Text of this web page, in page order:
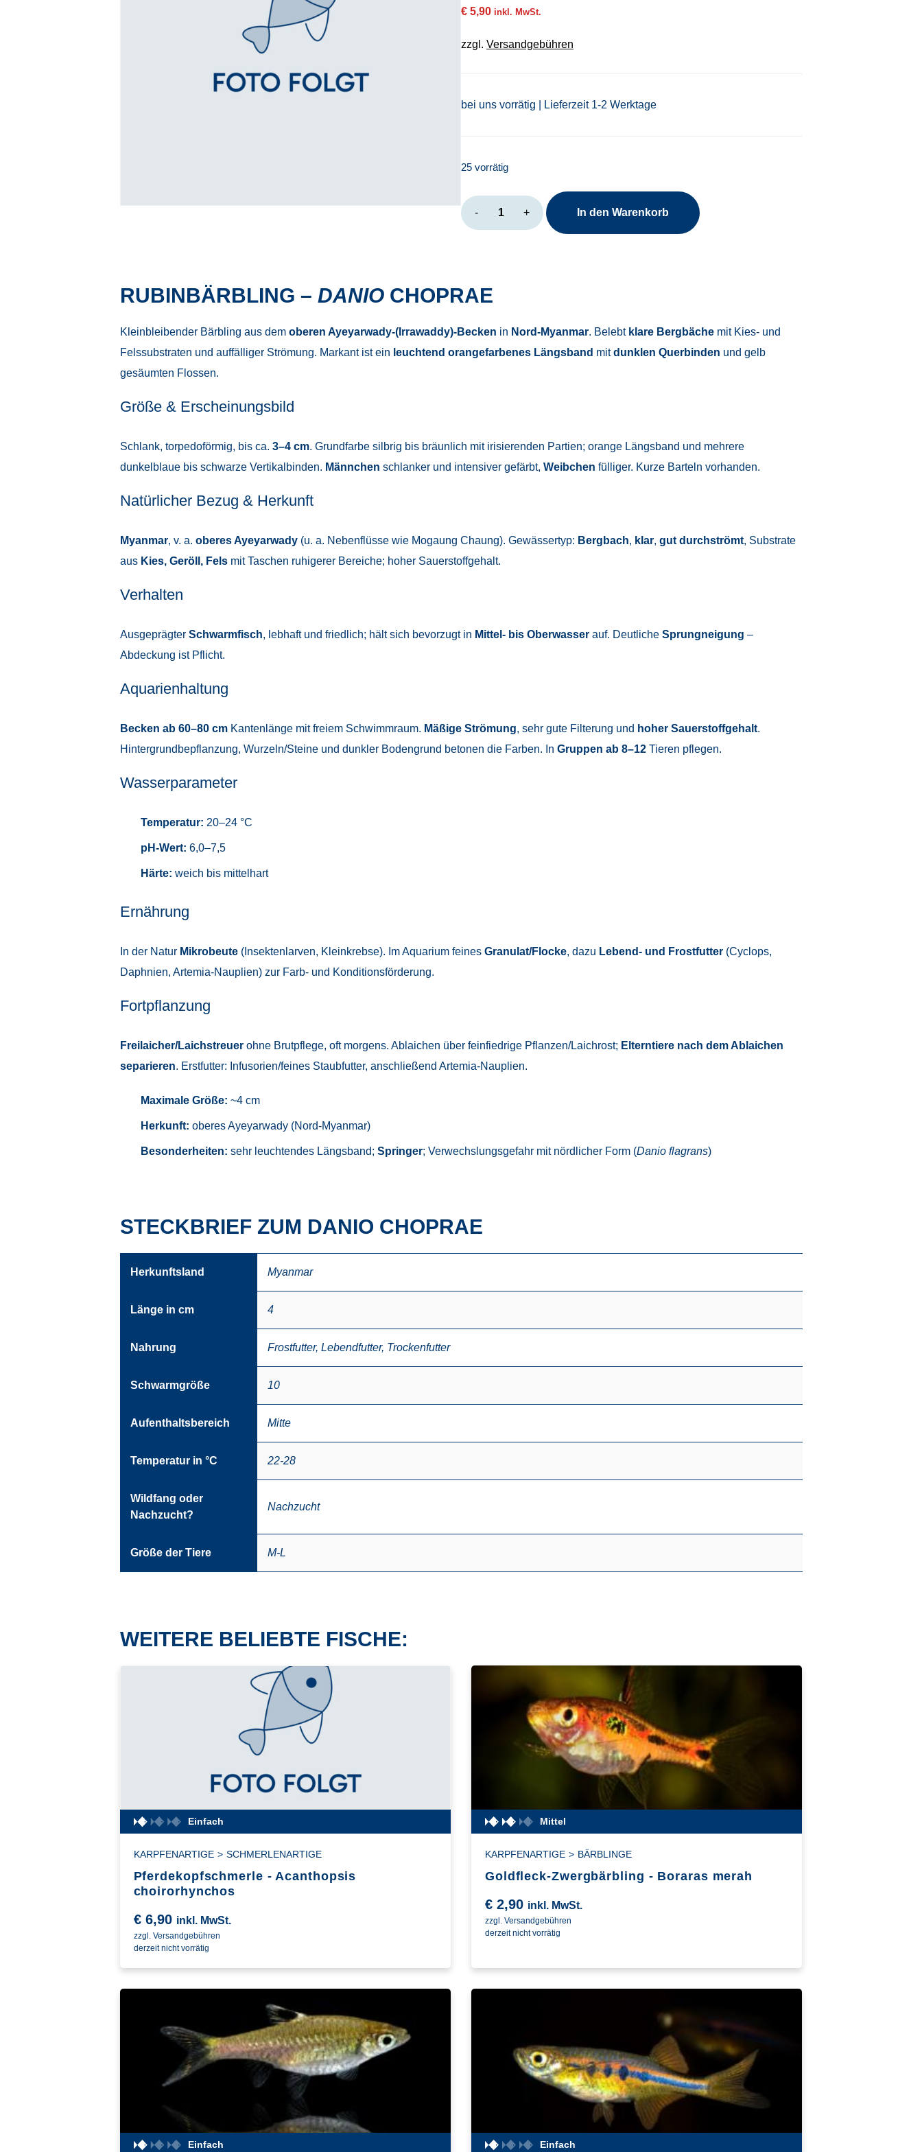
€ 5,90 inkl. MwSt.
zzgl. Versandgebühren
bei uns vorrätig | Lieferzeit 1-2 Werktage
25 vorrätig
-
choprae
+ In den Warenkorb
RUBINBÄRBLING – DANIOCHOPRAE
Kleinbleibender Bärbling aus dem oberen Ayeyarwady-(Irrawaddy)-Becken in Nord-Myanmar. Belebt klare Bergbächemit Kies- und
Felssubstraten und auffälliger Strömung. Markant ist ein leuchtend orangefarbenes Längsband mitdunklen Querbinden und gelb
gesäumten Flossen.
Größe & Erscheinungsbild
Schlank, torpedoförmig, bis ca. 3–4 cm. Grundfarbe silbrig bis bräunlich mit irisierenden Partien; orange Längsband und mehrere
dunkelblaue bis schwarze Vertikalbinden. Männchen schlanker und intensiver gefärbt, Weibchen fülliger. Kurze Barteln vorhanden.
Natürlicher Bezug & Herkunft
Myanmar, v. a. oberes Ayeyarwady(u. a. Nebenflüsse wie Mogaung Chaung). Gewässertyp: Bergbach, klar, gut durchströmt, Substrate
aus Kies, Geröll, Felsmit Taschen ruhigerer Bereiche; hoher Sauerstoffgehalt.
Verhalten
Ausgeprägter Schwarmfisch, lebhaft und friedlich; hält sich bevorzugt in Mittel- bis Oberwasserauf. Deutliche Sprungneigung –
Abdeckung ist Pflicht.
Aquarienhaltung
Becken ab 60–80 cmKantenlänge mit freiem Schwimmraum. Mäßige Strömung, sehr gute Filterung und hoher Sauerstoffgehalt.
Hintergrundbepflanzung, Wurzeln/Steine und dunkler Bodengrund betonen die Farben. In Gruppen ab 8–12Tieren pflegen.
Wasserparameter
Temperatur: 20–24 °C
pH-Wert: 6,0–7,5
Härte: weich bis mittelhart
Ernährung
In der Natur Mikrobeute(Insektenlarven, Kleinkrebse). Im Aquarium feines Granulat/Flocke, dazu Lebend- und Frostfutter(Cyclops,
Daphnien, Artemia-Nauplien) zur Farb- und Konditionsförderung.
Fortpflanzung
Freilaicher/Laichstreuerohne Brutpflege, oft morgens. Ablaichen über feinfiedrige Pflanzen/Laichrost; Elterntiere nach dem Ablaichen
separieren. Erstfutter: Infusorien/feines Staubfutter, anschließend Artemia-Nauplien.
Maximale Größe: ~4 cm
Herkunft: oberes Ayeyarwady (Nord-Myanmar)
Besonderheiten: sehr leuchtendes Längsband; Springer; Verwechslungsgefahr mit nördlicher Form (Danio flagrans)
STECKBRIEF ZUM DANIO CHOPRAE
Herkunftsland Myanmar
Länge in cm 4
Nahrung Frostfutter, Lebendfutter, Trockenfutter
Schwarmgröße 10
Aufenthaltsbereich Mitte
Temperatur in °C 22-28
Wildfang oder
Nachzucht?
Nachzucht
Größe der Tiere M-L
WEITERE BELIEBTE FISCHE:
Einfach
KARPFENARTIGE > SCHMERLENARTIGE
Pferdekopfschmerle - Acanthopsis
choirorhynchos
€6,90 inkl. MwSt.
zzgl. Versandgebühren
derzeit nicht vorrätig
Mittel
KARPFENARTIGE > BÄRBLINGE
Goldfleck-Zwergbärbling - Boraras merah
€2,90 inkl. MwSt.
zzgl. Versandgebühren
derzeit nicht vorrätig
Einfach Einfach